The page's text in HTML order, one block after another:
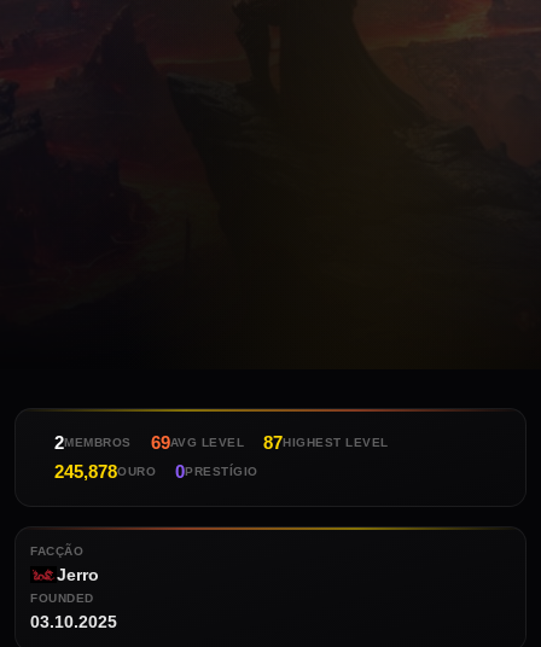
2MEMBROS 69AVG LEVEL 87HIGHEST LEVEL
245,878OURO 0PRESTÍGIO
FACÇÃO
Jerro
FOUNDED
03.10.2025